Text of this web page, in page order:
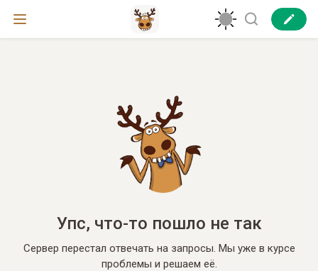
Упс, что-то пошло не так
Сервер перестал отвечать на запросы. Мы уже в курсе
проблемы и решаем её.